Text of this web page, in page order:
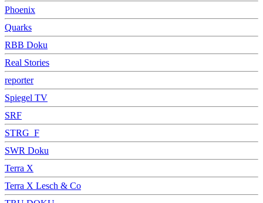
Phoenix
Quarks
RBB Doku
Real Stories
reporter
Spiegel TV
SRF
STRG_F
SWR Doku
Terra X
Terra X Lesch & Co